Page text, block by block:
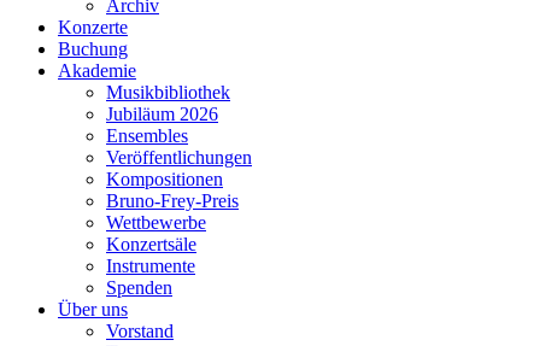
Archiv
Konzerte
Buchung
Akademie
Musikbibliothek
Jubiläum 2026
Ensembles
Veröffentlichungen
Kompositionen
Bruno-Frey-Preis
Wettbewerbe
Konzertsäle
Instrumente
Spenden
Über uns
Vorstand